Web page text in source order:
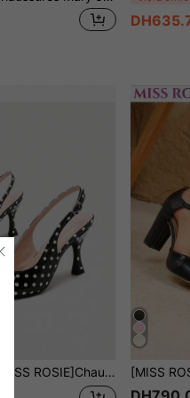
[MISS ROSIE]Chaussures à talons hauts élégantes et à la mode pour femmes, sandales à talons aiguilles à bout pointu avec design de nœud patchwork de couleurs contrastées, style à enfiler, accent de boucle métallique exquis, convient pour l'étiquette professionnelle, le port quotidien au travail, les mariages, les fêtes, le nouveau style d'été, les chaussures de printemps, les chaussures de mariée, des chaussures magnifiques à offrir, semelle intérieure épaisse et rembourrée pour le confort, cadeau pour la fête des mères, noir, vert, violet, marron, bleu, kaki, beige champagne, couleurs classiques à choisir